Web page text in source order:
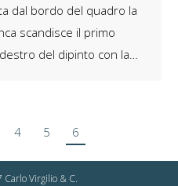
dal bordo del quadro la
scandisce il primo
del dipinto con la…
4 5 6
Virgilio & C.